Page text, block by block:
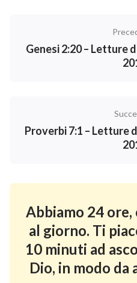
Genesi 2:20 – Letture
Proverbi 7:1 – Letture
Abbiamo 24
al giorno. Ti
10 minuti ad
Dio, in modo da